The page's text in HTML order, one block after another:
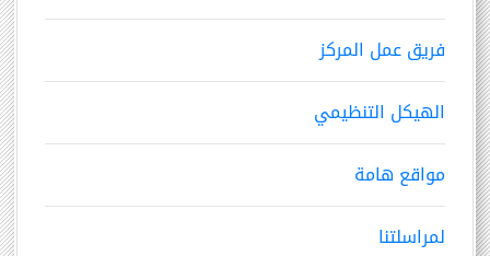
فريق عمل المركز
الهيكل التنظيمي
مواقع هامة
لمراسلتنا